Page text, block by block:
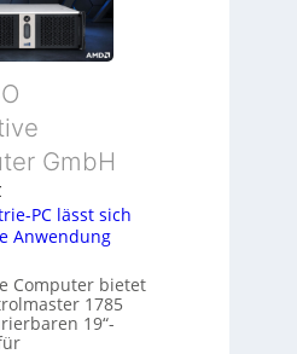
c
a
u
s
g
l
i
c
s
e
l
GmbH
PC lässt sich
Anwendung
Computer bietet
1785
19“-